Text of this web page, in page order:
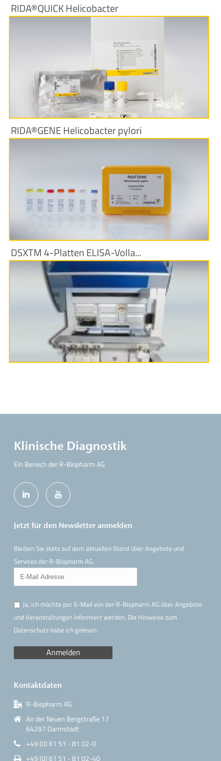
RIDA®QUICK Helicobacter
Produktinformationen
RIDA®GENE Helicobacter pylori
Produktinformationen
DSXTM 4-Platten ELISA-Volla...
Produktinformationen
Klinische Diagnostik
Ein Bereich der R-Biopharm AG
Jetzt für den Newsletter anmelden
Bleiben Sie stets auf dem aktuellen Stand über Angebote und
Services der R-Biopharm AG.
Ja, ich möchte per E-Mail von der R-Biopharm AG über Angebote
und Veranstaltungen informiert werden. Die Hinweisezum
Datenschutz habe ich gelesen.
Kontaktdaten
R-Biopharm AG
An der Neuen Bergstraße 17
64297 Darmstadt
+49 (0) 61 51 - 81 02-0
+49 (0) 61 51 - 81 02-40